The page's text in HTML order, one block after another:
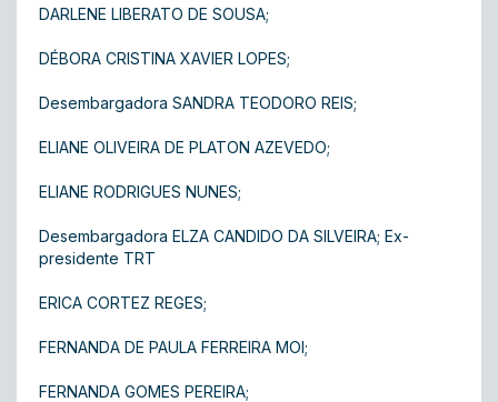
DARLENE LIBERATO DE SOUSA;
DÉBORA CRISTINA XAVIER LOPES;
Desembargadora SANDRA TEODORO REIS;
ELIANE OLIVEIRA DE PLATON AZEVEDO;
ELIANE RODRIGUES NUNES;
Desembargadora ELZA CANDIDO DA SILVEIRA; Ex-
presidente TRT
ERICA CORTEZ REGES;
FERNANDA DE PAULA FERREIRA MOI;
FERNANDA GOMES PEREIRA;